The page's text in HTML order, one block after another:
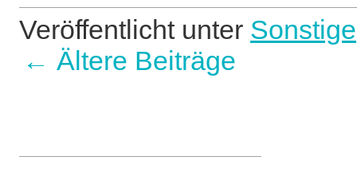
Veröffentlicht unter Sonstige
← Ältere Beiträge